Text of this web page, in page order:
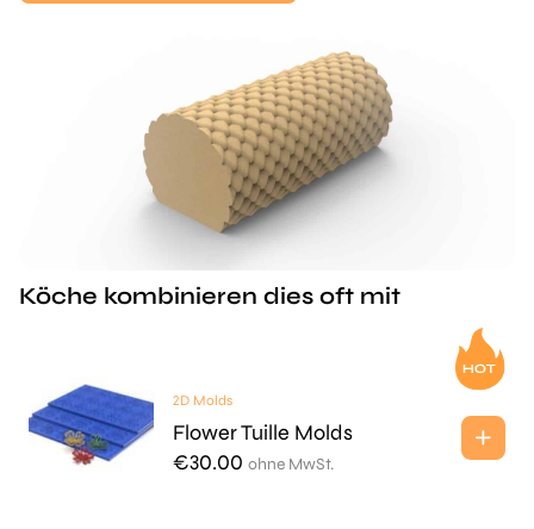
Köche kombinieren dies oft mit
2D Molds
Flower Tuille Molds
€30.00 ohne MwSt.